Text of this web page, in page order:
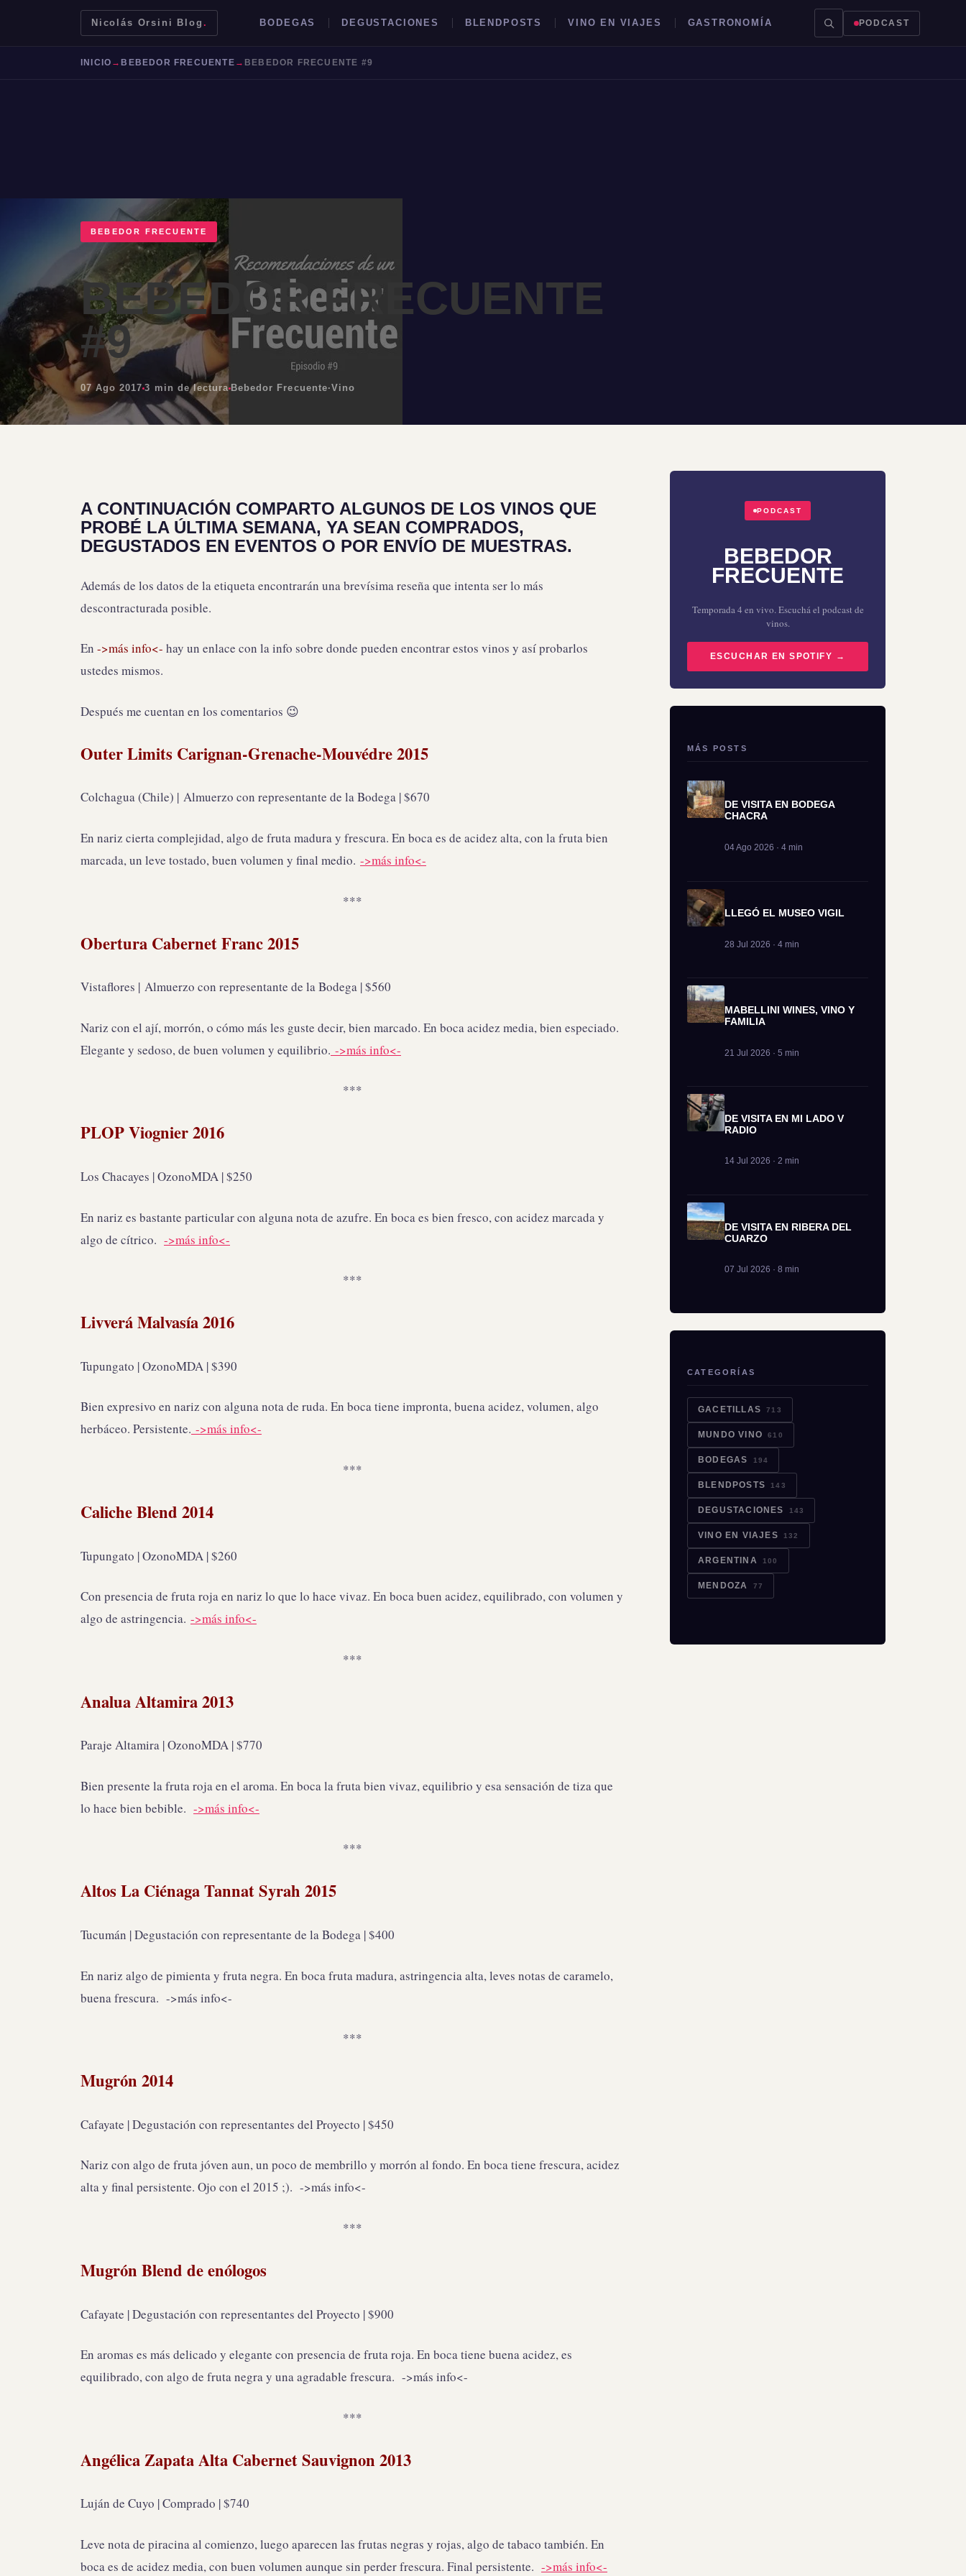
Nicolás Orsini Blog . BODEGAS DEGUSTACIONES BLENDPOSTS VINO EN VIAJES GASTRONOMÍA PODCAST
Mendoza Malbec Bodegas
INICIO → BEBEDOR FRECUENTE → BEBEDOR FRECUENTE #9
BEBEDOR FRECUENTE
BEBEDOR FRECUENTE
#9
07 Ago 2017 3 min de lectura Bebedor Frecuente·Vino
A CONTINUACIÓN COMPARTO ALGUNOS DE LOS VINOS QUE
PROBÉ LA ÚLTIMA SEMANA, YA SEAN COMPRADOS,
DEGUSTADOS EN EVENTOS O POR ENVÍO DE MUESTRAS.
Además de los datos de la etiqueta encontrarán una brevísima reseña que intenta ser lo más
descontracturada posible.
En ->más info<- hay un enlace con la info sobre donde pueden encontrar estos vinos y así probarlos
ustedes mismos.
Después me cuentan en los comentarios 😉
Outer Limits Carignan-Grenache-Mouvédre 2015
Colchagua (Chile) | Almuerzo con representante de la Bodega | $670
En nariz cierta complejidad, algo de fruta madura y frescura. En boca es de acidez alta, con la fruta bien
marcada, un leve tostado, buen volumen y final medio. ->más info<-
***
Obertura Cabernet Franc 2015
Vistaflores | Almuerzo con representante de la Bodega | $560
Nariz con el ají, morrón, o cómo más les guste decir, bien marcado. En boca acidez media, bien especiado.
Elegante y sedoso, de buen volumen y equilibrio. ->más info<-
***
PLOP Viognier 2016
Los Chacayes | OzonoMDA | $250
En nariz es bastante particular con alguna nota de azufre. En boca es bien fresco, con acidez marcada y
algo de cítrico. ->más info<-
***
Livverá Malvasía 2016
Tupungato | OzonoMDA | $390
Bien expresivo en nariz con alguna nota de ruda. En boca tiene impronta, buena acidez, volumen, algo
herbáceo. Persistente. ->más info<-
***
Caliche Blend 2014
Tupungato | OzonoMDA | $260
Con presencia de fruta roja en nariz lo que lo hace vivaz. En boca buen acidez, equilibrado, con volumen y
algo de astringencia. ->más info<-
***
Analua Altamira 2013
Paraje Altamira | OzonoMDA | $770
Bien presente la fruta roja en el aroma. En boca la fruta bien vivaz, equilibrio y esa sensación de tiza que
lo hace bien bebible. ->más info<-
***
Altos La Ciénaga Tannat Syrah 2015
Tucumán | Degustación con representante de la Bodega | $400
En nariz algo de pimienta y fruta negra. En boca fruta madura, astringencia alta, leves notas de caramelo,
buena frescura. ->más info<-
***
Mugrón 2014
Cafayate | Degustación con representantes del Proyecto | $450
Nariz con algo de fruta jóven aun, un poco de membrillo y morrón al fondo. En boca tiene frescura, acidez
alta y final persistente. Ojo con el 2015 ;). ->más info<-
***
Mugrón Blend de enólogos
Cafayate | Degustación con representantes del Proyecto | $900
En aromas es más delicado y elegante con presencia de fruta roja. En boca tiene buena acidez, es
equilibrado, con algo de fruta negra y una agradable frescura. ->más info<-
***
Angélica Zapata Alta Cabernet Sauvignon 2013
Luján de Cuyo | Comprado | $740
Leve nota de piracina al comienzo, luego aparecen las frutas negras y rojas, algo de tabaco también. En
boca es de acidez media, con buen volumen aunque sin perder frescura. Final persistente. ->más info<-
PODCAST
BEBEDOR
FRECUENTE
Temporada 4 en vivo. Escuchá el podcast de
vinos.
ESCUCHAR EN SPOTIFY →
MÁS POSTS
DE VISITA EN BODEGA
CHACRA
04 Ago 2026 · 4 min
LLEGÓ EL MUSEO VIGIL
28 Jul 2026 · 4 min
MABELLINI WINES, VINO Y
FAMILIA
21 Jul 2026 · 5 min
DE VISITA EN MI LADO V
RADIO
14 Jul 2026 · 2 min
DE VISITA EN RIBERA DEL
CUARZO
07 Jul 2026 · 8 min
CATEGORÍAS
GACETILLAS 713
MUNDO VINO 610
BODEGAS 194
BLENDPOSTS 143
DEGUSTACIONES 143
VINO EN VIAJES 132
ARGENTINA 100
MENDOZA 77